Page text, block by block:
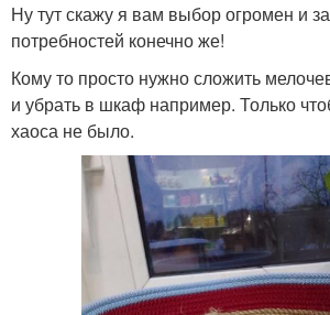
Ну тут скажу я вам выбор огромен и
потребностей конечно же!
Кому то просто нужно сложить
и убрать в шкаф например. Только
хаоса не было.